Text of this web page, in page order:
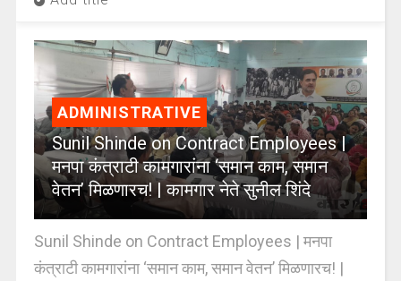
ADMINISTRATIVE
Sunil Shinde on Contract Employees |
मनपा कंत्राटी कामगारांना ‘समान काम, समान
वेतन’ मिळणारच! | कामगार नेते सुनील शिंदे
Sunil Shinde on Contract Employees | मनपा
कंत्राटी कामगारांना ‘समान काम, समान वेतन’ मिळणारच! |